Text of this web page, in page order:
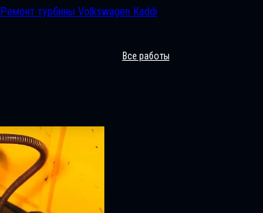
Ремонт турбины Volkswagen Kaddi
Все работы